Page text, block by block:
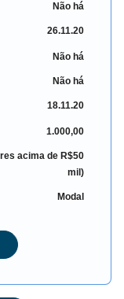
Não há
26.11.20
Não há
Não há
18.11.20
1.000,00
acima de R$50
mil)
Modal